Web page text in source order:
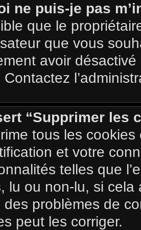
ne puis-je pas
que le
que vous
avoir
Contactez
“Supprimer les
tous les
et votre
telles que
lu ou non-lu, si cela
des problèmes de
peut les corriger.